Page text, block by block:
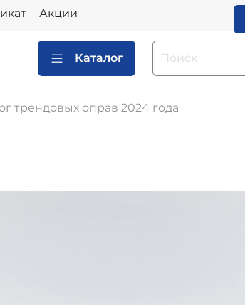
Акции
Каталог
трендовых оправ 2024 года